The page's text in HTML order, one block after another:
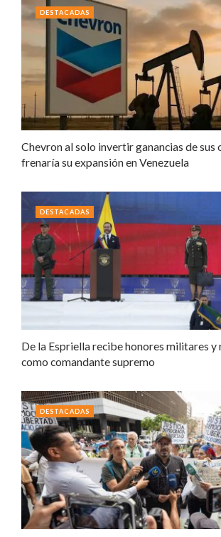
Chevron al solo invertir ganancias de sus
frenaría su expansión en Venezuela
DESTACADAS
De la Espriella recibe honores militares
como comandante supremo
DESTACADAS
DESTACADAS